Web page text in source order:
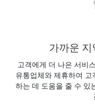
가까운 지
고객에게 더 나은 서비
유통업체와 제휴하여
하는 데 도움을 줄 수 있